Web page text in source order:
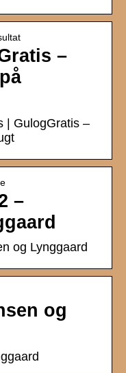
–
| GulogGratis –
–
og Lynggaard
og